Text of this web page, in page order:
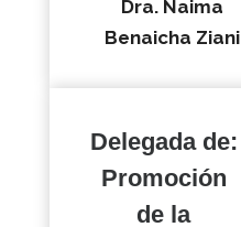
Dra. Naima
Benaicha Ziani
Delegada de:
Promoción
de la